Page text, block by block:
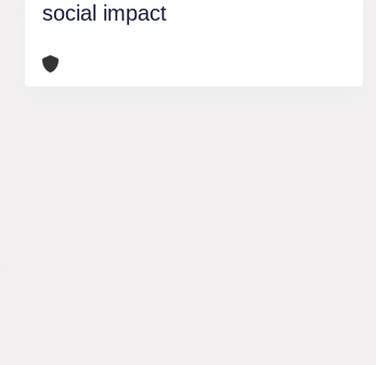
social impact